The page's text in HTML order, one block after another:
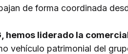
de forma coordinada
hemos liderado la
vehículo patrimonial del